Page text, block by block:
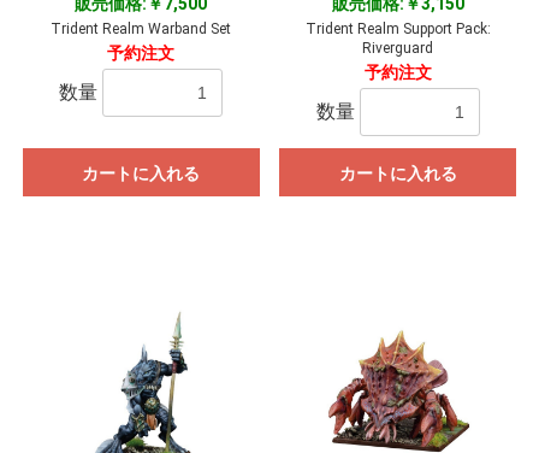
販売価格:￥7,500
Trident Realm Warband Set
予約注文
数量
カートに入れる
販売価格:￥3,150
Trident Realm Support Pack:
Riverguard
予約注文
数量
カートに入れる